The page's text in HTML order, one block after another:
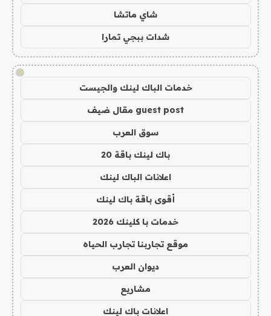
شاي ماتشا
شدات ببجي تمارا
!
خدمات الباك لينك والجيست
guest post مقال ضيف
سوق العرب
باك لينك باقة 20
اعلانات الباك لينك
أقوى باقة باك لينك
خدمات با كلينك 2026
موقع تجاربنا تجارب الحياه
ديوان العرب
مشاريع
اعلانات باك لينك